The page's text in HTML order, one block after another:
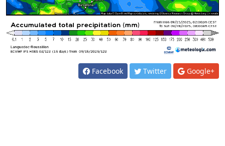
Facebook Twitter Google+